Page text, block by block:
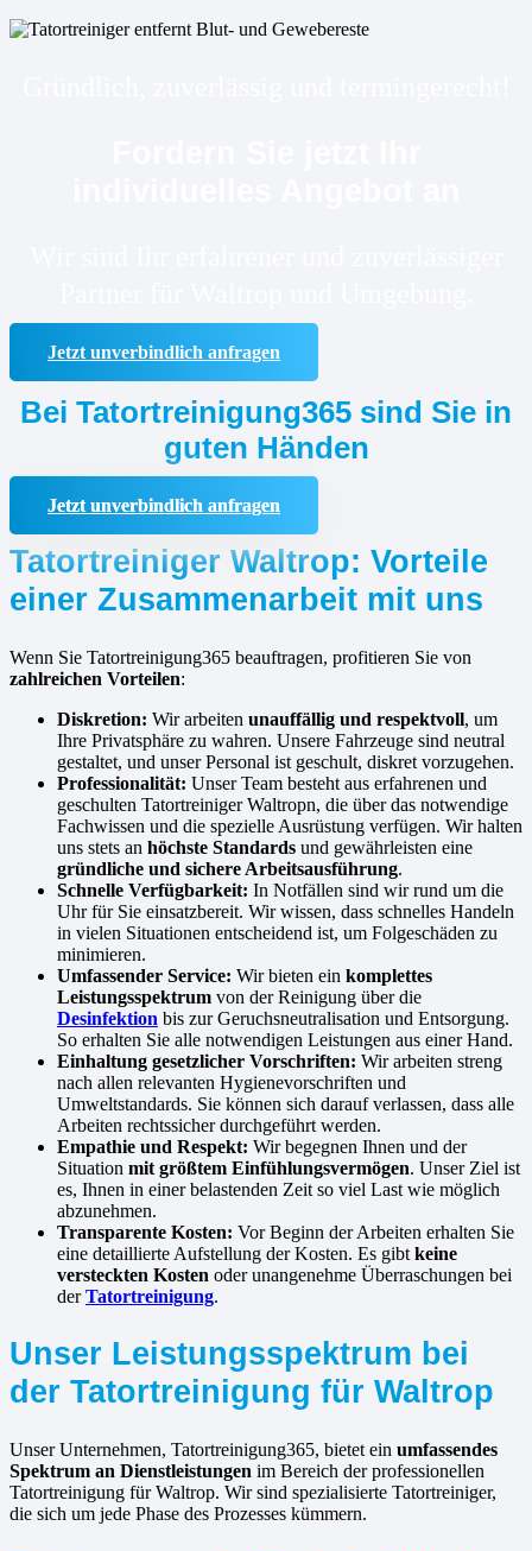
Jetzt unverbindlich anfragen
Bei Tatortreinigung365 sind Sie in
guten Händen
Jetzt unverbindlich anfragen
Tatortreiniger Waltrop: Vorteile
einer Zusammenarbeit mit uns
Wenn Sie Tatortreinigung365 beauftragen, profitieren Sie von
zahlreichen Vorteilen:
Diskretion: Wir arbeiten unauffällig und respektvoll, um
Ihre Privatsphäre zu wahren. Unsere Fahrzeuge sind neutral
gestaltet, und unser Personal ist geschult, diskret vorzugehen.
Professionalität: Unser Team besteht aus erfahrenen und
geschulten Tatortreiniger Waltropn, die über das notwendige
Fachwissen und die spezielle Ausrüstung verfügen. Wir halten
uns stets an höchste Standards und gewährleisten eine
gründliche und sichere Arbeitsausführung.
Schnelle Verfügbarkeit: In Notfällen sind wir rund um die
Uhr für Sie einsatzbereit. Wir wissen, dass schnelles Handeln
in vielen Situationen entscheidend ist, um Folgeschäden zu
minimieren.
Umfassender Service: Wir bieten ein komplettes
Leistungsspektrum von der Reinigung über die
Desinfektion bis zur Geruchsneutralisation und Entsorgung.
So erhalten Sie alle notwendigen Leistungen aus einer Hand.
Einhaltung gesetzlicher Vorschriften: Wir arbeiten streng
nach allen relevanten Hygienevorschriften und
Umweltstandards. Sie können sich darauf verlassen, dass alle
Arbeiten rechtssicher durchgeführt werden.
Empathie und Respekt: Wir begegnen Ihnen und der
Situation mit größtem Einfühlungsvermögen. Unser Ziel ist
es, Ihnen in einer belastenden Zeit so viel Last wie möglich
abzunehmen.
Transparente Kosten: Vor Beginn der Arbeiten erhalten Sie
eine detaillierte Aufstellung der Kosten. Es gibt keine
versteckten Kosten oder unangenehme Überraschungen bei
derTatortreinigung.
Unser Leistungsspektrum bei
der Tatortreinigung für Waltrop
Unser Unternehmen, Tatortreinigung365, bietet ein umfassendes
Spektrum an Dienstleistungen im Bereich der professionellen
Tatortreinigung für Waltrop. Wir sind spezialisierte Tatortreiniger,
die sich um jede Phase des Prozesses kümmern.